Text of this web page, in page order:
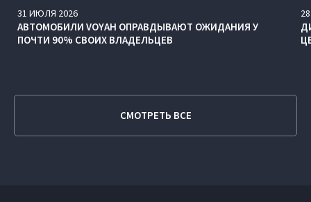
31 ИЮЛЯ 2026
АВТОМОБИЛИ VOYAH ОПРАВДЫВАЮТ ОЖИДАНИЯ У
ПОЧТИ 90% СВОИХ ВЛАДЕЛЬЦЕВ
28
СМОТРЕТЬ ВСЕ